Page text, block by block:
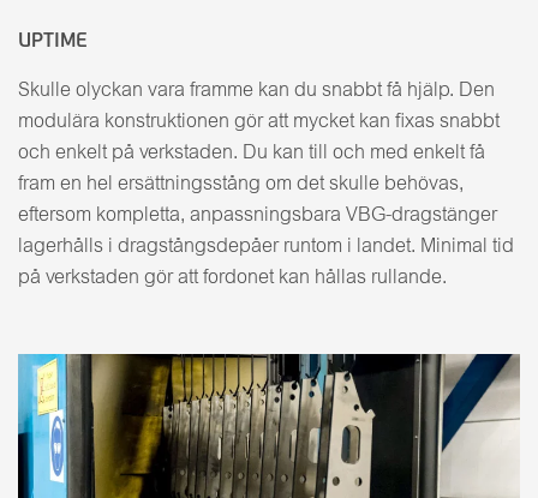
UPTIME
Skulle olyckan vara framme kan du snabbt få hjälp. Den
modulära konstruktionen gör att mycket kan fixas snabbt
och enkelt på verkstaden. Du kan till och med enkelt få
fram en hel ersättningsstång om det skulle behövas,
eftersom kompletta, anpassningsbara VBG-dragstänger
lagerhålls i dragstångsdepåer runtom i landet. Minimal tid
på verkstaden gör att fordonet kan hållas rullande.